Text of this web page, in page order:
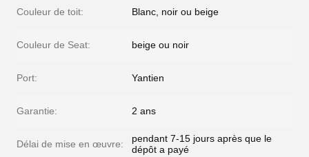
Couleur de toit: Blanc, noir ou beige
Couleur de Seat: beige ou noir
Port: Yantien
Garantie: 2 ans
Délai de mise en œuvre:
pendant 7-15 jours après que le
dépôt a payé